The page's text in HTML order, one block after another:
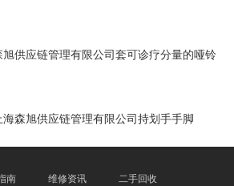
供应链管理有限公司套可诊疗分量的哑铃
森旭供应链管理有限公司持划手手脚
南 维修资讯 二手回收